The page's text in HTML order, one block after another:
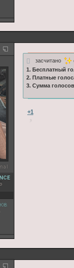
засчитано
1. Бесплатный
2. Платные
3. Сумма
+1